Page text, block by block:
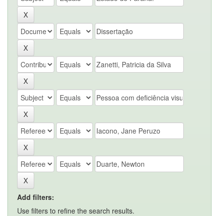
Add filters:
Use filters to refine the search results.